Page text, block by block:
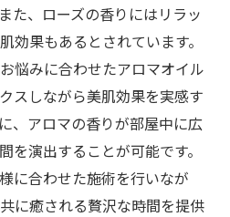
た、ローズの香りにはリラッ
効果もあるとされています。
悩みに合わせたアロマオイル
スしながら美肌効果を実感す
、アロマの香りが部屋中に広
を演出することが可能です。
に合わせた施術を行いなが
に癒される贅沢な時間を提供